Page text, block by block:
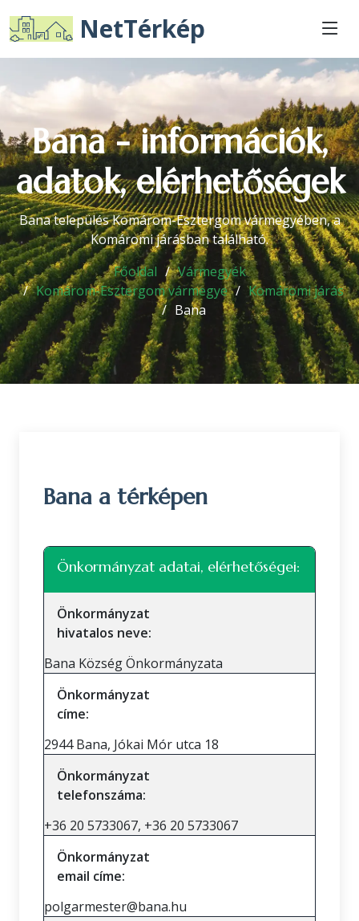
NetTérkép
Bana - információk,
adatok, elérhetőségek
Bana település Komárom-Esztergom vármegyében, a
Komáromi járásban található.
Főoldal
Vármegyék
Komárom-Esztergom vármegye
Komáromi járás
Bana
Bana a térképen
+
Önkormányzat adatai, elérhetőségei:
Önkormányzat
hivatalos neve:
Bana Község Önkormányzata
Önkormányzat
címe:
2944 Bana, Jókai Mór utca 18
Önkormányzat
telefonszáma:
+36 20 5733067, +36 20 5733067
Önkormányzat
email címe:
polgarmester@bana.hu